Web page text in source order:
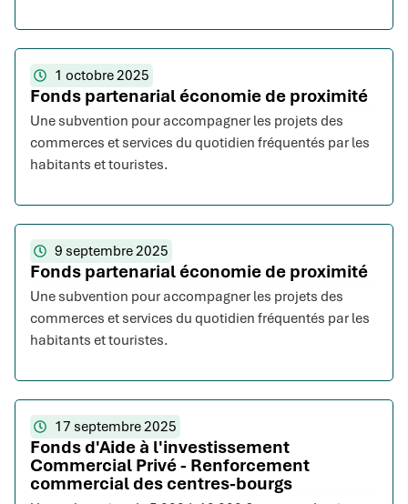
1 octobre 2025
Fonds partenarial économie de proximité
Une subvention pour accompagner les projets des
commerces et services du quotidien fréquentés par les
habitants et touristes.
9 septembre 2025
Fonds partenarial économie de proximité
Une subvention pour accompagner les projets des
commerces et services du quotidien fréquentés par les
habitants et touristes.
17 septembre 2025
Fonds d'Aide à l'investissement
Commercial Privé - Renforcement
commercial des centres-bourgs